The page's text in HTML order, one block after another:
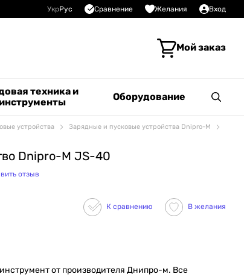
УкрРус Сравнение Желания Вход
Мой заказ
техника и
инструменты
Оборудование
устройства
Зарядные и пусковые устройства Dnipro-M
Dnipro-M JS-40
отзыв
К сравнению В желания
от производителя Днипро-м. Все